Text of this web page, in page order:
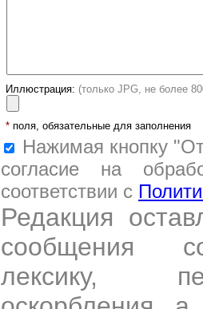
Иллюстрация: (только JPG, не более
* поля, обязательные для заполнения
Нажимая кнопку
согласие на
соответствии с
Редакция
сообщения
лексику,